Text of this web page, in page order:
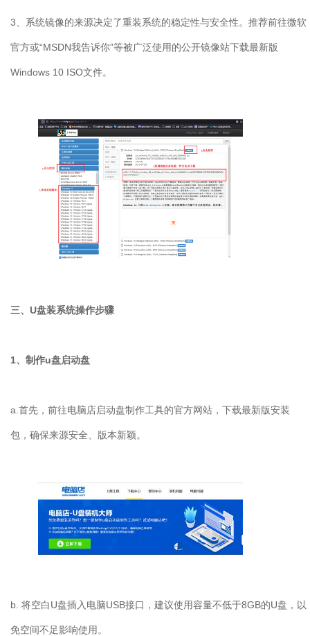
3 、系统镜像的来源决定了重装系统的稳定性与安全性。推荐前往微软
官方或“MSDN我告诉你”等被广泛使用的公开镜像站下载最新版
Windows 10 ISO文件。
三、 U盘装系统操作步骤
1、制作u盘启动盘
a.首先，前往电脑店启动盘制作工具的官方网站，下载最新版安装
包，确保来源安全、版本新颖。
b. 将空白U盘插入电脑USB接口，建议使用容量不低于8GB的U盘，以
免空间不足影响使用。